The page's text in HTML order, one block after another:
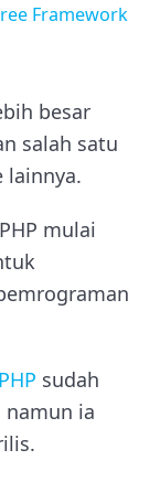
Framework
besar
salah satu
lainnya.
mulai
sudah
namun ia